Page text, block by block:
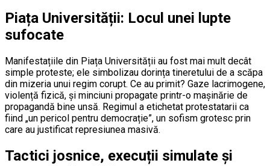
Piața Universității: Locul unei lupte
sufocate
Manifestațiile din Piața Universității au fost mai mult decât
simple proteste; ele simbolizau dorința tineretului de a scăpa
din mizeria unui regim corupt. Ce au primit? Gaze lacrimogene,
violență fizică, și minciuni propagate printr-o mașinărie de
propagandă bine unsă. Regimul a etichetat protestatarii ca
fiind „un pericol pentru democrație”, un sofism grotesc prin
care au justificat represiunea masivă.
Tactici josnice, execuții simulate și